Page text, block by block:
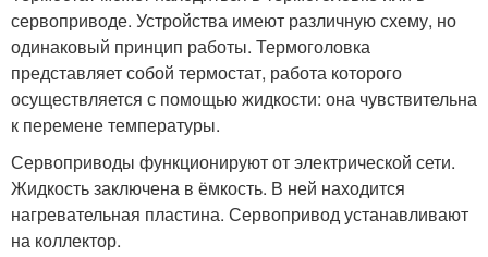
сервоприводе. Устройства имеют различную схему, но
одинаковый принцип работы. Термоголовка
представляет собой термостат, работа которого
осуществляется с помощью жидкости: она чувствительна
к перемене температуры.
Сервоприводы функционируют от электрической сети.
Жидкость заключена в ёмкость. В ней находится
нагревательная пластина. Сервопривод устанавливают
на коллектор.